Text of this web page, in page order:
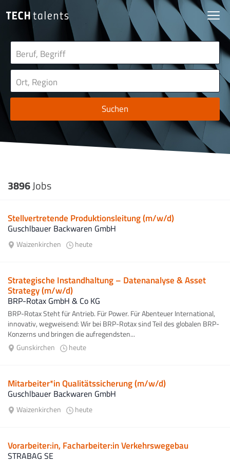
Suchen
3896Jobs
Stellvertretende Produktionsleitung (m/w/d)
Guschlbauer Backwaren GmbH
Waizenkirchen heute
Strategische Instandhaltung – Datenanalyse & Asset
Strategy (m/w/d)
BRP-Rotax GmbH & Co KG
BRP-Rotax Steht für Antrieb. Für Power. Für Abenteuer International,
innovativ, wegweisend: Wir bei BRP-Rotax sind Teil des globalen BRP-
Konzerns und bringen die aufregendsten...
Gunskirchen
heute
Mitarbeiter*in Qualitätssicherung (m/w/d)
Guschlbauer Backwaren GmbH
Waizenkirchen heute
Vorarbeiter:in, Facharbeiter:in Verkehrswegebau
STRABAG SE